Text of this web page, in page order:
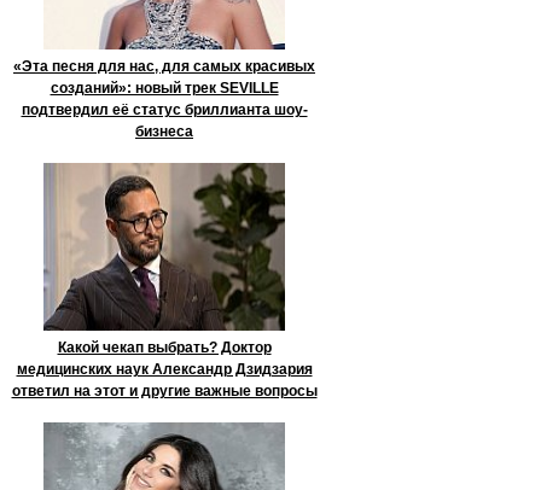
«Эта песня для нас, для самых красивых
созданий»: новый трек SEVILLE
подтвердил её статус бриллианта шоу-
бизнеса
Какой чекап выбрать? Доктор
медицинских наук Александр Дзидзария
ответил на этот и другие важные вопросы